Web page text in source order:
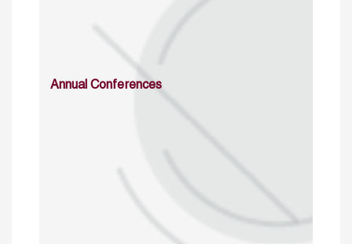
Annual Conferences